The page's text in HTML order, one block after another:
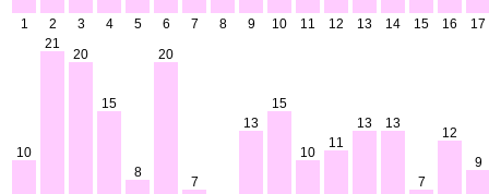
1 2 3 4 5 6 7 8 9 10 11 12 13 14 15 16 17
10
21
20
15
8
20
7
13
15
10
11
13 13
7
12
9